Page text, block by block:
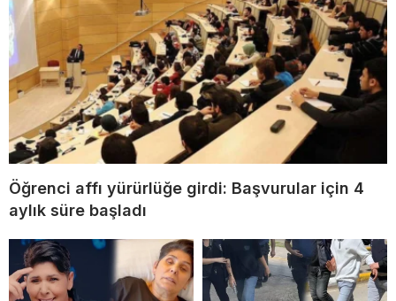
Öğrenci affı yürürlüğe girdi: Başvurular için 4
aylık süre başladı